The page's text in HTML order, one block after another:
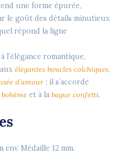
une forme épurée,
le goût des détails minutieux
répond la ligne
l’élégance romantique,
aux élégantes boucles colchiques,
d’amour ; il s’accorde
et à la bague confetti.
Médaille 12 mm.